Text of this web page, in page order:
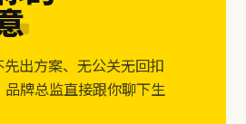
出方案、无公关无回扣
牌总监直接跟你聊下生